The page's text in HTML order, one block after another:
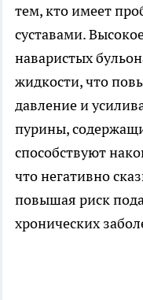
тем, кто имеет
суставами.
наваристых
жидкости, что
давление и
пурины,
способствуют
что негативно
повышая риск
хронических